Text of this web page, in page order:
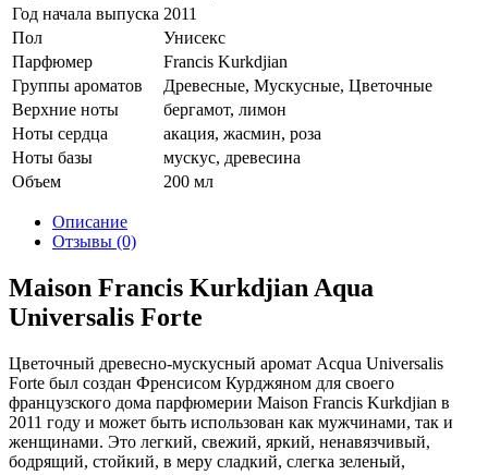
Год начала выпуска 2011
Пол
Унисекс
Парфюмер
Francis Kurkdjian
Группы ароматов
Древесные, Мускусные, Цветочные
Верхние ноты
бергамот, лимон
Ноты сердца
акация, жасмин, роза
Ноты базы
мускус, древесина
Объем
200 мл
Описание
Отзывы (0)
Maison Francis Kurkdjian Aqua
Universalis Forte
Цветочный древесно-мускусный аромат Acqua Universalis
Forte был создан Френсисом Курджяном для своего
французского дома парфюмерии Maison Francis Kurkdjian в
2011 году и может быть использован как мужчинами, так и
женщинами. Это легкий, свежий, яркий, ненавязчивый,
бодрящий, стойкий, в меру сладкий, слегка зеленый,